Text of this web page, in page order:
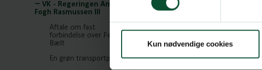
Kun nødvendige cookies
VK - Regeringen Anders
Fogh Rasmussen III
Aftale om fast
forbindelse over Femern
Bælt
En grøn transportpolitik